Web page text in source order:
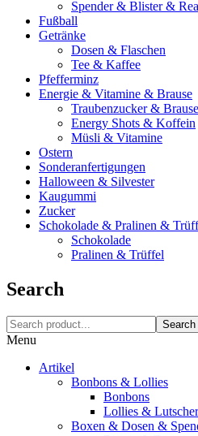
Spender & Blister &
Fußball
Getränke
Dosen & Flaschen
Tee & Kaffee
Pfefferminz
Energie & Vitamine & Brause
Traubenzucker & Brause
Energy Shots & Koffein
Müsli & Vitamine
Ostern
Sonderanfertigungen
Halloween & Silvester
Kaugummi
Zucker
Schokolade & Pralinen &
Schokolade
Pralinen & Trüffel
Search
Search
Menu
Artikel
Bonbons & Lollies
Bonbons
Lollies & Lutscher
Boxen & Dosen &